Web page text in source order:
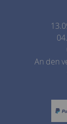
An den